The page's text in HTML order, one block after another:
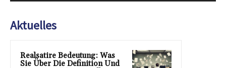
Aktuelles
Realsatire Bedeutung: Was
Sie Über Die Definition Und